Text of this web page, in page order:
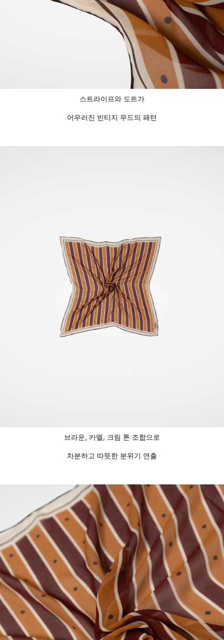
스트라이프와 도트가
어우러진 빈티지 무드의 패턴
브라운, 카멜, 크림 톤 조합으로
차분하고 따뜻한 분위기 연출